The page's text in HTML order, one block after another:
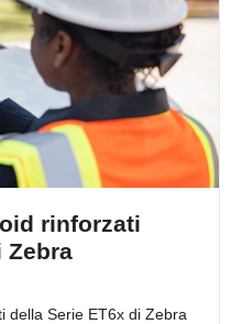
rinforzati
Zebra
della Serie ET6x di Zebra